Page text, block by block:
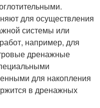
для осуществления
системы или
например, для
дренажные
для накопления
в дренажных